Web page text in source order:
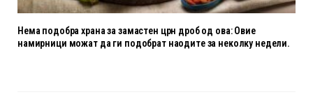
Нема подобра храна за замастен црн дроб од ова: Овие
намирници можат да ги подобрат наодите за неколку недели.